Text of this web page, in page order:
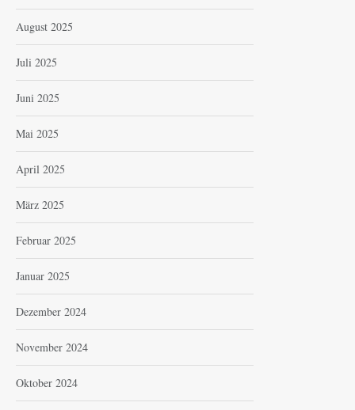
August 2025
Juli 2025
Juni 2025
Mai 2025
April 2025
März 2025
Februar 2025
Januar 2025
Dezember 2024
November 2024
Oktober 2024